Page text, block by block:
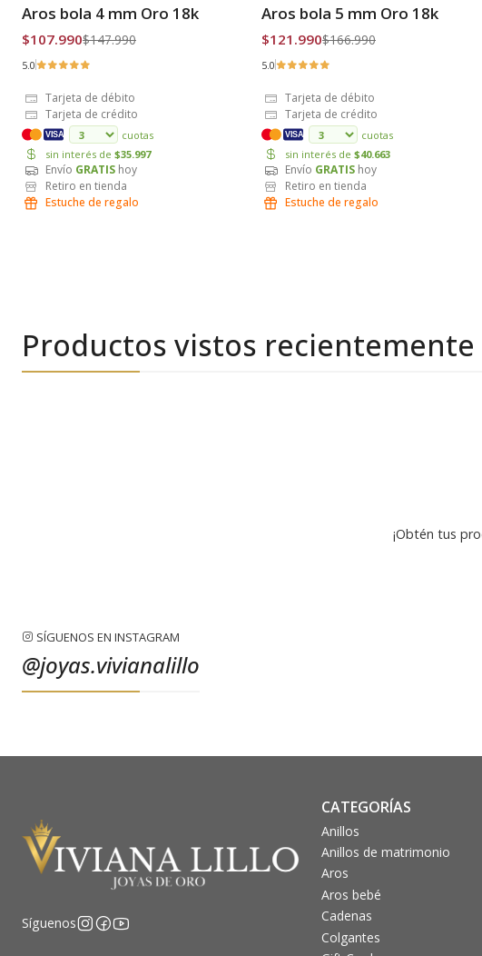
Envío Gratis
Aros bola 4 mm Oro 18k
$107.990$147.990
5.0
Tarjeta de débito
Tarjeta de crédito
VISA
cuotas
sin interés de $35.997
Envío GRATIS hoy
Retiro en tienda
Estuche de regalo
Envío Gratis
Aros bola 5 mm Oro 18k
$121.990$166.990
5.0
Tarjeta de débito
Tarjeta de crédito
VISA
cuotas
sin interés de $40.663
Envío GRATIS hoy
Retiro en tienda
Estuche de regalo
Productos vistos recientemente
¡Obtén tus
SÍGUENOS EN INSTAGRAM
@joyas.vivianalillo
Síguenos
CATEGORÍAS
Anillos
Anillos de matrimonio
Aros
Aros bebé
Cadenas
Colgantes